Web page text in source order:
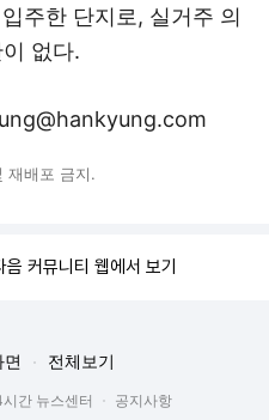
주한 단지로, 실거주 의
없다.
배포 금지.
커뮤니티 웹에서 보기
면 전체보기
간 뉴스센터
공지사항